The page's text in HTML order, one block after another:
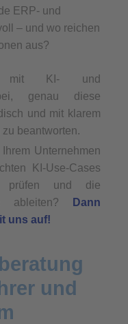
ERP- und
– und wo reichen
aus?
mit KI- und
genau diese
und mit klarem
beantworten.
Unternehmen
KI-Use-Cases
prüfen und die
ableiten?
Dann
uns auf!
und